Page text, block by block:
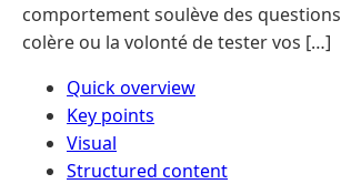
comportement soulève des
colère ou la volonté de tester vos […]
Quick overview
Key points
Visual
Structured content